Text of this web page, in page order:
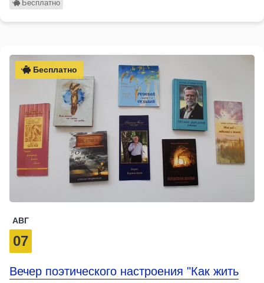
Бесплатно
Бесплатно
АВГ
07
Вечер поэтического настроения "Как жить